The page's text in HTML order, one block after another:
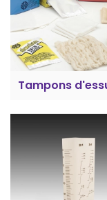
Tampons